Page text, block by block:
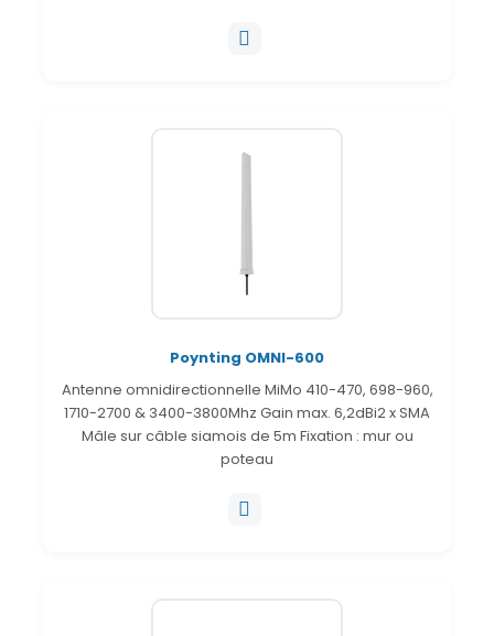
Poynting OMNI-600
Antenne omnidirectionnelle MiMo 410-470, 698-960,
1710-2700 & 3400-3800Mhz Gain max. 6,2dBi2 x SMA
Mâle sur câble siamois de 5m Fixation : mur ou
poteau